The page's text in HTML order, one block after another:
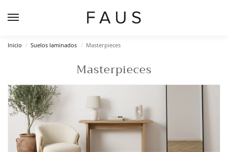
Inicio / Suelos laminados / Masterpieces
Masterpieces